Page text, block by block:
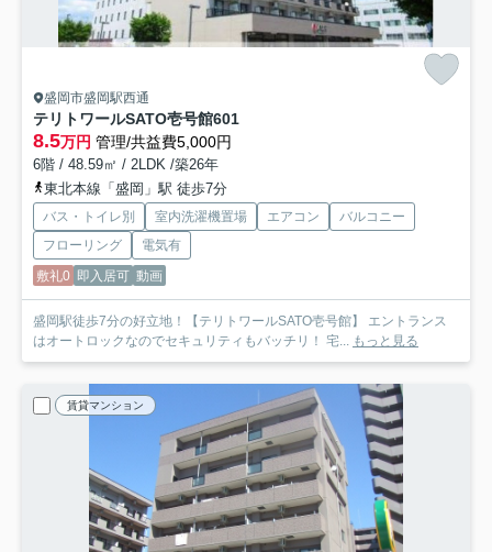
盛岡市盛岡駅西通
テリトワールSATO壱号館601
8.5万円 管理/共益費5,000円
6階 / 48.59㎡ / 2LDK /築26年
東北本線「盛岡」駅 徒歩7分
バス・トイレ別 室内洗濯機置場 エアコン
バルコニー
フローリング
電気有
敷礼0 即入居可 動画
盛岡駅徒歩7分の好立地！【テリトワールSATO壱号館】 エントランス
はオートロックなのでセキュリティもバッチリ！ 宅... もっと見る
賃貸マンション